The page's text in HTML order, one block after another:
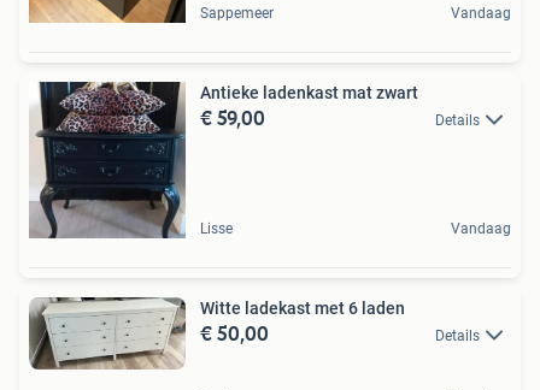
Sappemeer Vandaag
Antieke ladenkast mat zwart
€ 59,00 Details
Lisse Vandaag
Witte ladekast met 6 laden
€ 50,00 Details